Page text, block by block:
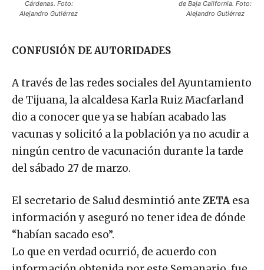
Alejandro Gutiérrez
Alejandro Gutiérrez
CONFUSIÓN DE AUTORIDADES
A través de las redes sociales del Ayuntamiento
de Tijuana, la alcaldesa Karla Ruiz Macfarland
dio a conocer que ya se habían acabado las
vacunas y solicitó a la población ya no acudir a
ningún centro de vacunación durante la tarde
del sábado 27 de marzo.
El secretario de Salud desmintió ante ZETA
información y aseguró no tener idea de dónde
“habían sacado eso”.
Lo que en verdad ocurrió, de acuerdo con
información obtenida por este Semanario, fue